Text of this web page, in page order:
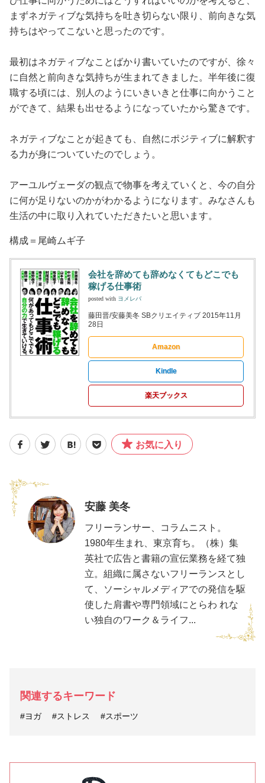
まずネガティブな気持ちを吐き切らない限り、前向きな気
持ちはやってこないと思ったのです。
最初はネガティブなことばかり書いていたのですが、徐々
に自然と前向きな気持ちが生まれてきました。半年後に復
職する頃には、別人のようにいきいきと仕事に向かうこと
ができて、結果も出せるようになっていたから驚きです。
ネガティブなことが起きても、自然にポジティブに解釈す
る力が身についていたのでしょう。
アーユルヴェーダの観点で物事を考えていくと、今の自分
に何が足りないのかがわかるようになります。みなさんも
生活の中に取り入れていただきたいと思います。
構成＝尾崎ムギ子
会社を辞めても辞めなくてもどこでも
稼げる仕事術
posted with ヨメレバ
藤田晋/安藤美冬 SBクリエイティブ 2015年11月
28日
Amazon
Kindle
楽天ブックス
お気に入り
安藤 美冬
フリーランサー、コラムニスト。
1980年生まれ、東京育ち。（株）集
英社で広告と書籍の宣伝業務を経て独
立。組織に属さないフリーランスとし
て、ソーシャルメディアでの発信を駆
使した肩書や専門領域にとらわ れな
い独自のワーク＆ライフ...
関連するキーワード
#ヨガ #ストレス #スポーツ